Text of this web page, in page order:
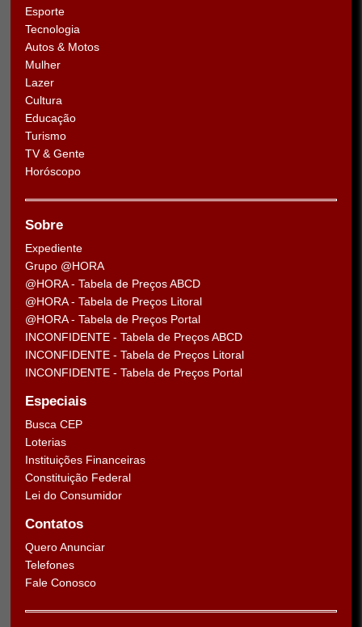
Esporte
Tecnologia
Autos & Motos
Mulher
Lazer
Cultura
Educação
Turismo
TV & Gente
Horóscopo
Sobre
Expediente
Grupo @HORA
@HORA - Tabela de Preços ABCD
@HORA - Tabela de Preços Litoral
@HORA - Tabela de Preços Portal
INCONFIDENTE - Tabela de Preços ABCD
INCONFIDENTE - Tabela de Preços Litoral
INCONFIDENTE - Tabela de Preços Portal
Especiais
Busca CEP
Loterias
Instituições Financeiras
Constituição Federal
Lei do Consumidor
Contatos
Quero Anunciar
Telefones
Fale Conosco